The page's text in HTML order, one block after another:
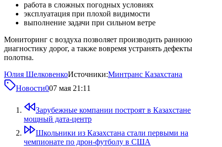
работа в сложных погодных условиях
эксплуатация при плохой видимости
выполнение задачи при сильном ветре
Мониторинг с воздуха позволяет производить раннюю
диагностику дорог, а также вовремя устранять дефекты
полотна.
Юлия ШелковенкоИсточники:Минтранс Казахстана
Новости007 мая 21:11
Зарубежные компании построят в Казахстане
мощный дата-центр
Школьники из Казахстана стали первыми на
чемпионате по дрон-футболу в США